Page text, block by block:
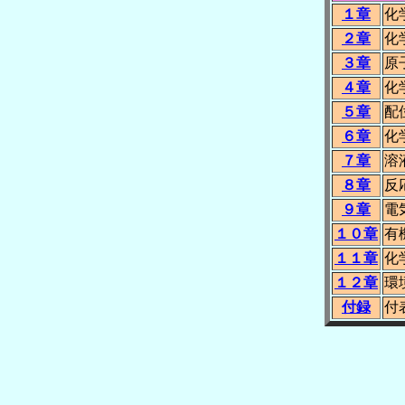
１章
化
２章
化
３章
原
４章
化
５章
配
６章
化
７章
溶
８章
反
９章
電
１０章 有
１１章 化
１２章 環
付録
付